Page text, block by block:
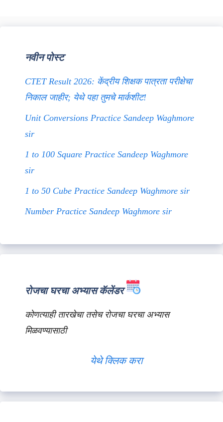
नवीन पोस्ट
CTET Result 2026: केंद्रीय शिक्षक पात्रता परीक्षेचा
निकाल जाहीर; येथे पहा तुमचे मार्कशीट!
Unit Conversions Practice Sandeep Waghmore
sir
1 to 100 Square Practice Sandeep Waghmore
sir
1 to 50 Cube Practice Sandeep Waghmore sir
Number Practice Sandeep Waghmore sir
रोजचा घरचा अभ्यास कॅलेंडर
कोणत्याही तारखेचा तसेच रोजचा घरचा अभ्यास
मिळवण्यासाठी
येथे क्लिक करा